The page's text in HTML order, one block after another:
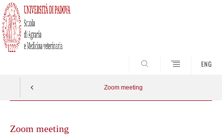
ENG
Zoom meeting
contentZoom meeting